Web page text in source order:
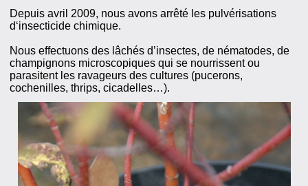
Depuis avril 2009, nous avons arrêté les pulvérisations
d‘insecticide chimique.
Nous effectuons des lâchés d’insectes, de nématodes, de
champignons microscopiques qui se nourrissent ou
parasitent les ravageurs des cultures (pucerons,
cochenilles, thrips, cicadelles…).